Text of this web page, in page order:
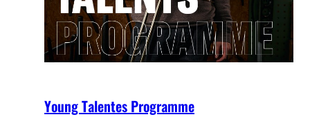
Young Talentes Programme